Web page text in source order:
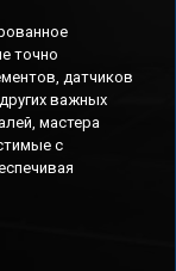
точно
датчиков
важных
мастера
с